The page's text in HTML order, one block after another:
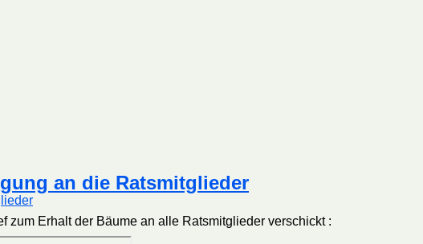
an die Ratsmitglieder
zum Erhalt der Bäume an alle Ratsmitglieder verschickt :